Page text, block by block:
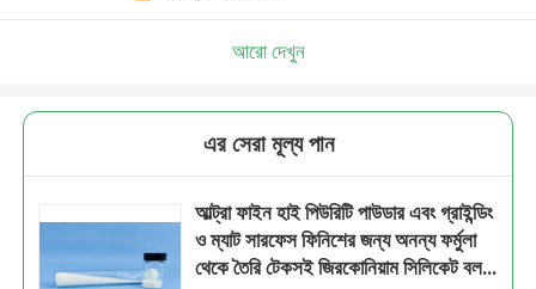
আরো দেখুন
এর সেরা মূল্য পান
আল্ট্রা ফাইন হাই পিউরিটি পাউডার এবং গ্রাইন্ডিং
ও ম্যাট সারফেস ফিনিশের জন্য অনন্য ফর্মুলা
থেকে তৈরি টেকসই জিরকোনিয়াম সিলিকেট বল